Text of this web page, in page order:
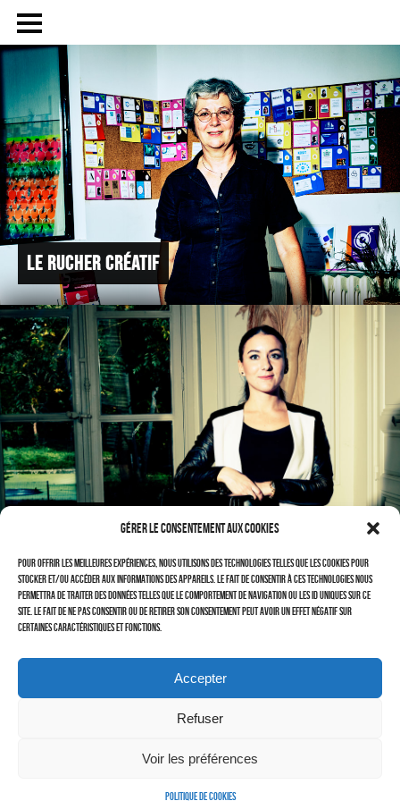
Gérer le consentement aux cookies
Pour offrir les meilleures expériences, nous utilisons des technologies telles que les cookies pour
stocker et/ou accéder aux informations des appareils. Le fait de consentir à ces technologies nous
permettra de traiter des données telles que le comportement de navigation ou les ID uniques sur ce
site. Le fait de ne pas consentir ou de retirer son consentement peut avoir un effet négatif sur
certaines caractéristiques et fonctions.
Accepter
Refuser
Voir les préférences
Politique de cookies
LES PHOTOGRAPHIES
LE PROJET
CONTACTS
–
LAURENT DUBIN (site)
Politique de cookies (UE)
LE RUCHER CRÉATIF
VILLE DE DRAVEIL